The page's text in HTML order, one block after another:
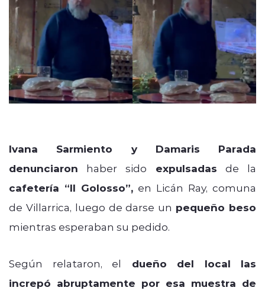
Ivana Sarmiento y Damaris Parada
denunciaron haber sido expulsadas de la
cafetería “Il Golosso”, en Licán Ray, comuna
de Villarrica, luego de darse un pequeño beso
mientras esperaban su pedido.
Según relataron, el
dueño del local las
increpó abruptamente por esa muestra de